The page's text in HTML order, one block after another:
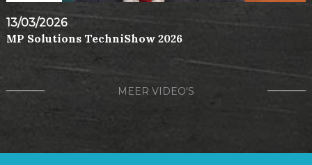
13/03/2026
MP Solutions TechniShow 2026
MEER VIDEO'S